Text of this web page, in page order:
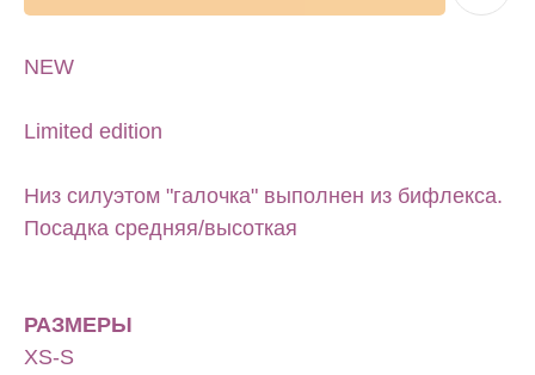
NEW
Limited edition
Низ силуэтом "галочка" выполнен из бифлекса.
Посадка средняя/высоткая
РАЗМЕРЫ
XS-S